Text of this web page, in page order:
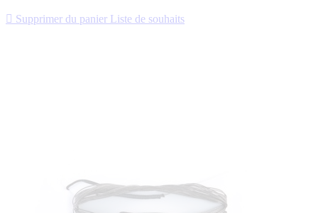
 Supprimer du panier Liste de souhaits